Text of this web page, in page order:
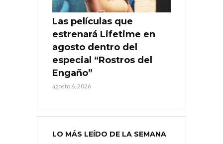
Las películas que
estrenará Lifetime en
agosto dentro del
especial “Rostros del
Engaño”
agosto 6, 2026
LO MÁS LEÍDO DE LA SEMANA